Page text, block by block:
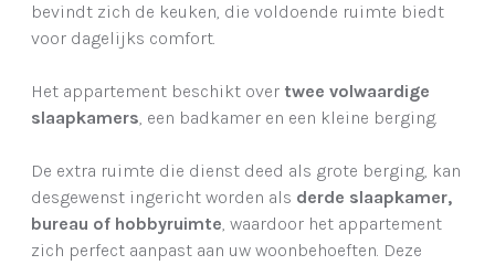
bevindt zich de keuken, die voldoende ruimte biedt
voor dagelijks comfort.
Het appartement beschikt over twee volwaardige
slaapkamers, een badkamer en een kleine berging.
De extra ruimte die dienst deed als grote berging, kan
desgewenst ingericht worden als derde slaapkamer,
bureau of hobbyruimte, waardoor het appartement
zich perfect aanpast aan uw woonbehoeften. Deze